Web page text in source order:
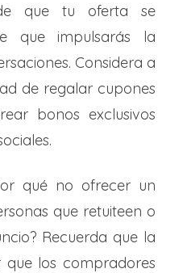
que tu oferta se
que impulsarás la
Considera a
de regalar cupones
bonos exclusivos
qué no ofrecer un
que retuiteen o
Recuerda que la
los compradores